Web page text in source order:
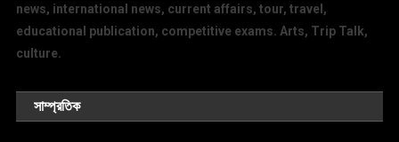
news, international news, current affairs, tour, travel,
educational publication, competitive exams. Arts, Trip Talk,
culture.
সাম্প্রতিক